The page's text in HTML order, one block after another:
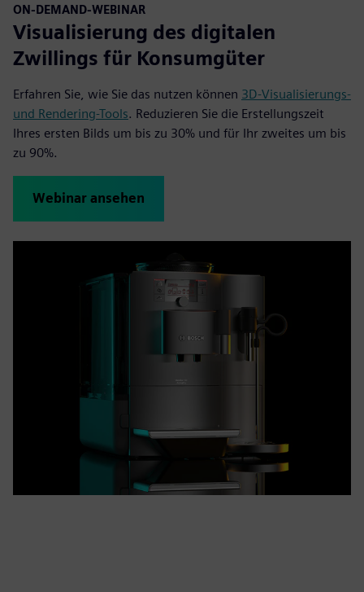
ON-DEMAND-WEBINAR
Visualisierung des digitalen
Zwillings für Konsumgüter
Erfahren Sie, wie Sie das nutzen können 3D-Visualisierungs-
und Rendering-Tools. Reduzieren Sie die Erstellungszeit
Ihres ersten Bilds um bis zu 30% und für Ihr zweites um bis
zu 90%.
Webinar ansehen